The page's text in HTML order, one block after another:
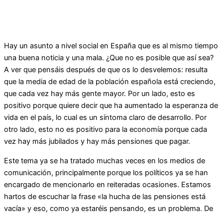
Hay un asunto a nivel social en España que es al mismo tiempo
una buena noticia y una mala. ¿Que no es posible que así sea?
A ver que pensáis después de que os lo desvelemos: resulta
que la media de edad de la población española está creciendo,
que cada vez hay más gente mayor. Por un lado, esto es
positivo porque quiere decir que ha aumentado la esperanza de
vida en el país, lo cual es un síntoma claro de desarrollo. Por
otro lado, esto no es positivo para la economía porque cada
vez hay más jubilados y hay más pensiones que pagar.
Este tema ya se ha tratado muchas veces en los medios de
comunicación, principalmente porque los políticos ya se han
encargado de mencionarlo en reiteradas ocasiones. Estamos
hartos de escuchar la frase «la hucha de las pensiones está
vacía» y eso, como ya estaréis pensando, es un problema. De